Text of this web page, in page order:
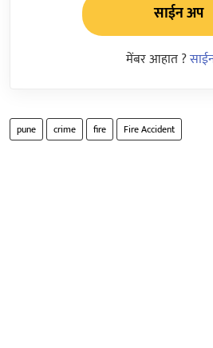
साईन अप
मेंबर आहात ?
pune crime fire Fire Accident